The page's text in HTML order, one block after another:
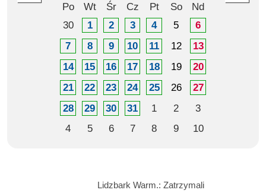
Po Wt Śr Cz Pt So
Nd
30
1 2 3 4 5
6
7
8 9 10 11 12
13
14
15 16 17 18 19
20
21
22 23 24 25 26
27
28
29 30 31 1 2
3
4
5 6 7 8 9 10
Lidzbark Warm.: Zatrzymali